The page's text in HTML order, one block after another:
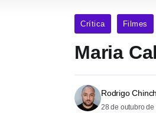
Crítica Filmes
Maria
Rodrigo
28 de outubro de